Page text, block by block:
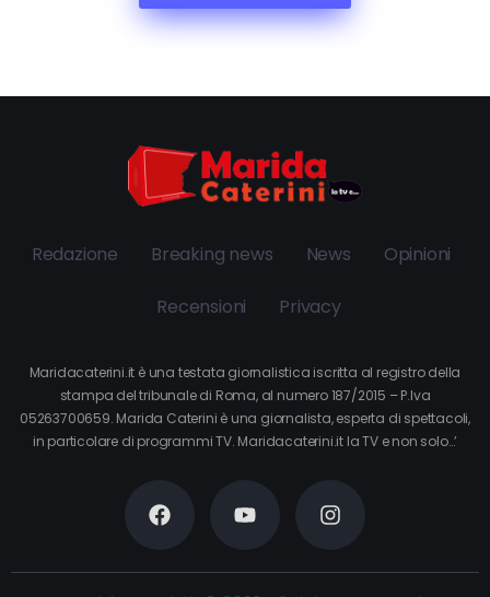
Redazione Breaking news News Opinioni
Recensioni Privacy
Maridacaterini.it è una testata giornalistica iscritta al registro della
stampa del tribunale di Roma, al numero 187/2015 – P.Iva
05263700659. Marida Caterini è una giornalista, esperta di spettacoli,
in particolare di programmi TV. Maridacaterini.it la TV e non solo…’